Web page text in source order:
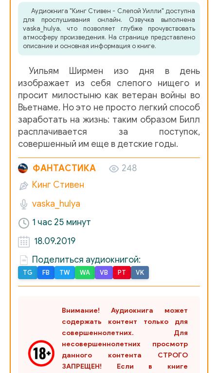
005
006
Аудиокнига "Кинг Стивен - Слепой Уилли" доступна
для прослушивания онлайн. Озвучка выполнена
vaska_hulya, что позволяет глубже прочувствовать
атмосферу произведения. На странице представлено
описание и основная информация о книге.
Уильям Ширмен изо дня в день
изображает из себя слепого нищего и
просит милостыню как ветеран войны во
Вьетнаме. Но это не просто легкий способ
заработать на жизнь: таким образом Билл
расплачивается за поступок,
совершенный им еще в детские годы.
ФАНТАСТИКА
248
Кинг Стивен
vaska_hulya
1 час 25 минут
18.09.2019
Поделиться аудиокнигой:
TG FB TW WA VB PT VK
Внимание! Аудиокнига может
содержать контент только для
совершеннолетних. Для
несовершеннолетних просмотр
данного контента СТРОГО
ЗАПРЕЩЕН! Если в книге